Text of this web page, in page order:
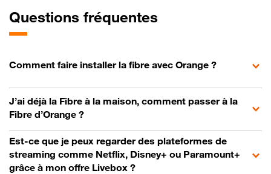
Questions fréquentes
Comment faire installer la fibre avec Orange ?
J’ai déjà la Fibre à la maison, comment passer à la
Fibre d’Orange ?
Est-ce que je peux regarder des plateformes de
streaming comme Netflix, Disney+ ou Paramount+
grâce à mon offre Livebox ?